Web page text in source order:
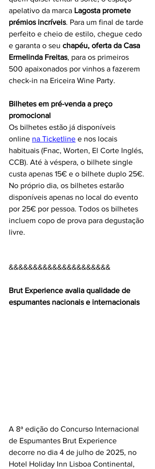
apelativo da marca Lagosta promete
prémios incríveis. Para um final de tarde
perfeito e cheio de estilo, chegue cedo
e garanta o seu chapéu, oferta da Casa
Ermelinda Freitas, para os primeiros
500 apaixonados por vinhos a fazerem
check-in na Ericeira Wine Party.
Bilhetes em pré-venda a preço
promocional
Os bilhetes estão já disponíveis
online na Ticketline e nos locais
habituais (Fnac, Worten, El Corte Inglés,
CCB). Até à véspera, o bilhete single
custa apenas 15€ e o bilhete duplo 25€.
No próprio dia, os bilhetes estarão
disponíveis apenas no local do evento
por 25€ por pessoa. Todos os bilhetes
incluem copo de prova para degustação
livre.
&&&&&&&&&&&&&&&&&&&&&
Brut Experience avalia qualidade de
espumantes nacionais e internacionais
A 8ª edição do Concurso Internacional
de Espumantes Brut Experience
decorre no dia 4 de julho de 2025, no
Hotel Holiday Inn Lisboa Continental,